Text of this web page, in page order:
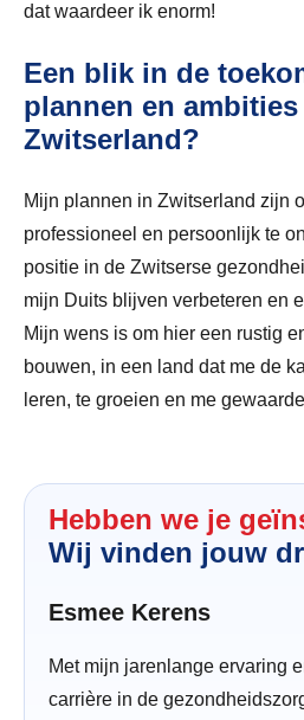
dat waardeer ik enorm!
Een blik in de
plannen en
Zwitserland?
Mijn plannen in Zwitserland zijn
professioneel en persoonlijk te
positie in de Zwitserse
mijn Duits blijven verbeteren en
Mijn wens is om hier een rustig
bouwen, in een land dat me de
leren, te groeien en me
Hebben we je
Wij vinden jouw
Esmee Kerens
Met mijn jarenlange ervaring
carrière in de